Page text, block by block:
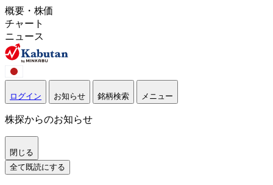
概要・株価
チャート
ニュース
ログイン お知らせ 銘柄検索 メニュー
株探からのお知らせ
閉じる
全て既読にする